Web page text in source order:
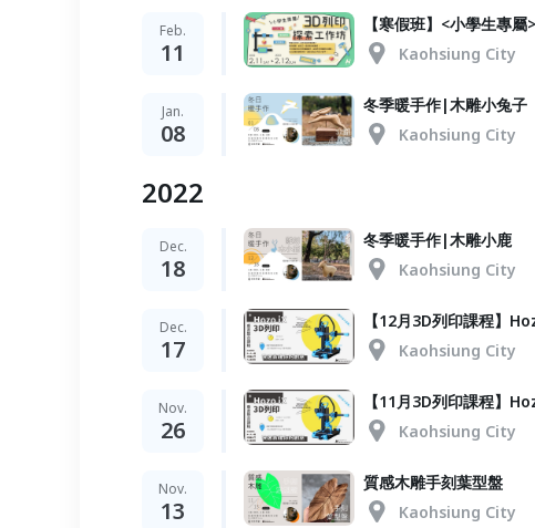
Feb.
11
【寒假班】<小學生專
Kaohsiung City
Jan.
08
冬季暖手作|木雕小兔子
Kaohsiung City
2022
Dec.
18
冬季暖手作|木雕小鹿
Kaohsiung City
Dec.
17
【12月3D列印課程】
Kaohsiung City
Nov.
26
【11月3D列印課程】
Kaohsiung City
Nov.
13
質感木雕手刻葉型盤
Kaohsiung City